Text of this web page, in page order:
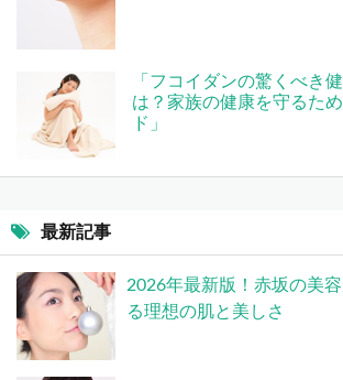
「フコイダンの驚くべき
は？家族の健康を守るた
ド」
最新記事
2026年最新版！赤坂の美
る理想の肌と美しさ